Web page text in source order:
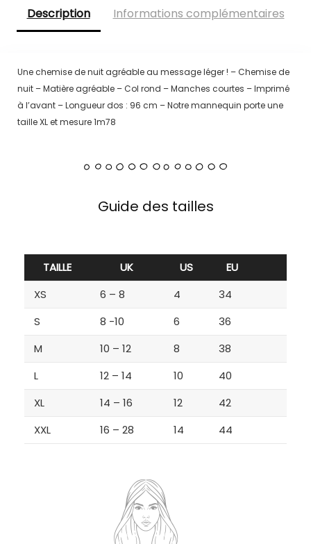
Description Informations complémentaires
Une chemise de nuit agréable au message léger ! – Chemise de
nuit – Matière agréable – Col rond – Manches courtes – Imprimé
à l’avant – Longueur dos : 96 cm – Notre mannequin porte une
taille XL et mesure 1m78
Guide des tailles
TAILLE UK US
EU
XS
6 – 8 4
34
S
8 -10 6
36
M
10 – 12 8
38
L
12 – 14 10
40
XL
14 – 16 12
42
XXL
16 – 28 14 44